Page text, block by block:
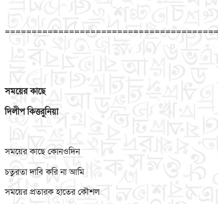
সময়ের কাছে
দিলীপ কিত্তর্ুনিয়া
সময়ের কাছে কোনওদিন
চতুরতা দাবি করি না আমি
সময়ের প্রতারক হাতের কৌশল